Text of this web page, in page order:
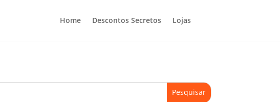
Home Descontos Secretos Lojas